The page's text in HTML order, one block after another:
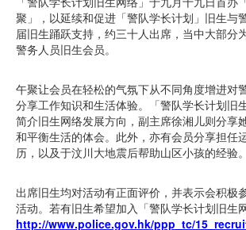
聚」，以延续和促进「警队学长计划」旧生与
届旧生踊跃支持，约三十人出席，当中大部分
警务人员旧生会员。
午聚让会员在轻松的气氛下从不同角度增进对
分享工作知识和生活体验。「警队学长计划旧
简介旧生网络发展方向，副主席徐湘儿则分享
和平衡生活的体会。此外，亦有会员分享担任
历，以及于汶川大地震后帮助山区小孩的经验。
出席旧生均对活动有正面评价，并表示会积极
活动。若有旧生希望加入「警队学长计划旧生
http://www.police.gov.hk/ppp_tc/